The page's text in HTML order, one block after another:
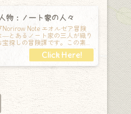
物：ノート家の人々
Norirow Note エオルゼア冒険
―とあるノート家の三人が織り
宝探しの冒険譚です。この素敵
Fantasy XIV の世界を旅しな